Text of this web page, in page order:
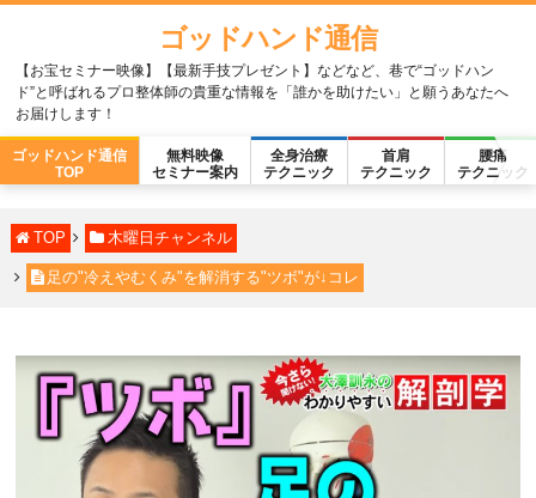
ゴッドハンド通信
【お宝セミナー映像】【最新手技プレゼント】などなど、巷で“ゴッドハン
ド”と呼ばれるプロ整体師の貴重な情報を「誰かを助けたい」と願うあなたへ
お届けします！
ゴッドハンド通信
TOP
無料映像
セミナー案内
全身治療
テクニック
首肩
テクニック
腰痛
テクニック
TOP 木曜日チャンネル
足の"冷えやむくみ"を解消する"ツボ"が↓コレ